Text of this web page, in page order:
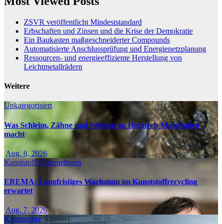
ZSVR veröffentlicht Mindeststandard
Erbschaften und Zinsen und die Krise der Demokratie
Ein Baukasten maßgeschneiderter Compounds
Automatisierte Anschlussprüfung und Energienetzplanung
Ressourcen- und energieeffiziente Herstellung von
Leichtmetallrädern
Weitere
Unkategorisiert
Was Schleim, Zähne und Schalen zu Hightech-Materialien
macht
Aug. 8, 2026
KunststoffUnternehmen
EREMA: Langfristiges Wachstum im Kunststoffrecycling
erwartet
Aug. 7, 2026
Kommentar